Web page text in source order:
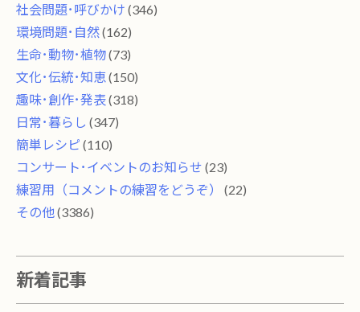
社会問題･呼びかけ (346)
環境問題･自然(162)
生命･動物･植物(73)
文化･伝統･知恵 (150)
趣味･創作･発表(318)
日常･暮らし (347)
簡単レシピ (110)
コンサート･イベントのお知らせ (23)
練習用（コメントの練習をどうぞ）
(22)
その他 (3386)
新着記事